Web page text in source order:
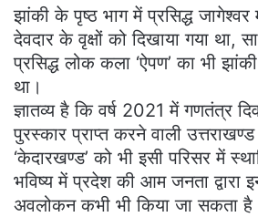
झांकी के पृष्ठ भाग में प्रसिद्ध जागेश्वर
देवदार के वृक्षों को दिखाया गया था,
प्रसिद्ध लोक कला ‘ऐपण’ का भी
था।
ज्ञातव्य है कि वर्ष 2021 में गणतंत्र
पुरस्कार प्राप्त करने वाली
‘केदारखण्ड’ को भी इसी परिसर में
भविष्य में प्रदेश की आम जनता द्वारा
अवलोकन कभी भी किया जा सकता